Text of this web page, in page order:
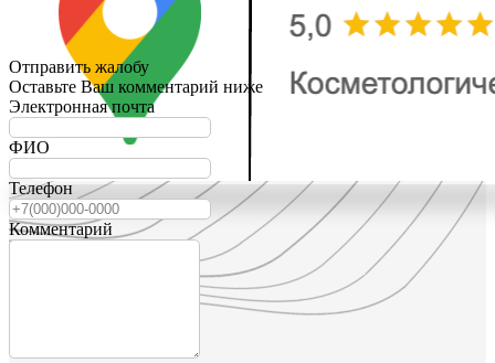
Отправить жалобу
Оставьте Ваш комментарий ниже
Электронная почта
ФИО
Телефон
Комментарий